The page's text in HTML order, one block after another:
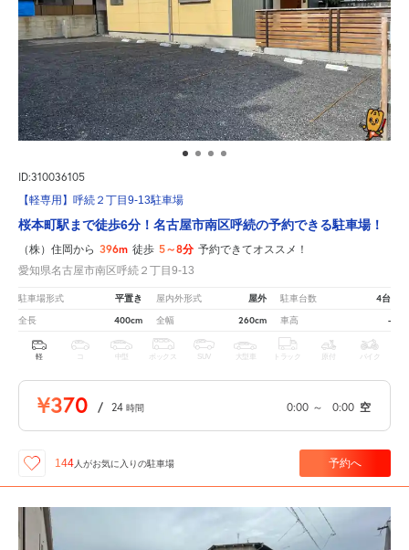
ID:310036105
【軽専用】呼続２丁目9-13駐車場
桜本町駅まで徒歩6分！名古屋市南区呼続の予約できる駐車場！
（株）住岡から 396m 徒歩 5～8分 予約できてオススメ！
愛知県名古屋市南区呼続２丁目9-13
駐車場形式 平置き 屋内外形式 屋外 駐車台数 4台
全長 400cm 全幅 260cm 車高 -
軽 中型 ボックス SUV 大型車 トラック 原付 バイク
¥370 / 24 時間 0:00 ～ 0:00 空
144 人がお気に入りの駐車場 予約へ